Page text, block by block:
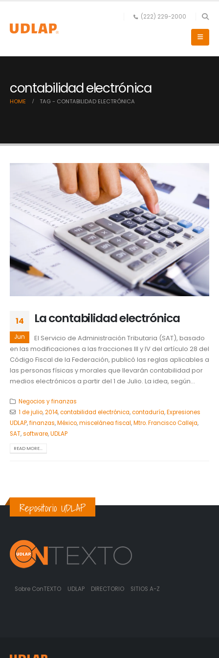
(222) 229-2000
contabilidad electrónica
HOME TAG - CONTABILIDAD ELECTRÓNICA
14
Jun
La contabilidad electrónica
El Servicio de Administración Tributaria (SAT), basado
en las modificaciones a las fracciones III y IV del artículo 28 del
Código Fiscal de la Federación, publicó las reglas aplicables a
las personas físicas y morales que llevarán contabilidad por
medios electrónicos a partir del 1 de Julio. La idea, según...
Negocios y finanzas
1 de julio,2014,contabilidad electrónica,contaduría,Expresiones
UDLAP,finanzas,México,miscelánea fiscal,Mtro. Francisco Calleja,
SAT,software,UDLAP
READ MORE...
Repositorio UDLAP
Sobre ConTEXTO UDLAP DIRECTORIO SITIOS A-Z